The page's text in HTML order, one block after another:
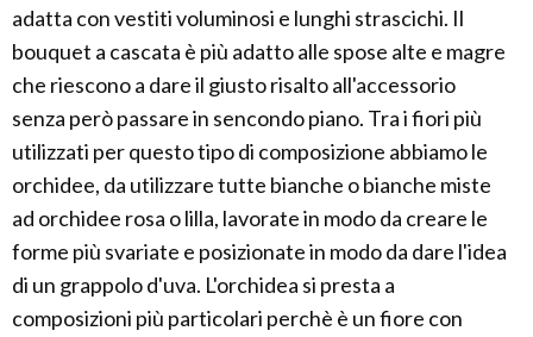
adatta con vestiti voluminosi e lunghi strascichi. Il
bouquet a cascata è più adatto alle spose alte e magre
che riescono a dare il giusto risalto all'accessorio
senza però passare in sencondo piano. Tra i fiori più
utilizzati per questo tipo di composizione abbiamo le
orchidee, da utilizzare tutte bianche o bianche miste
ad orchidee rosa o lilla, lavorate in modo da creare le
forme più svariate e posizionate in modo da dare l'idea
di un grappolo d'uva. L'orchidea si presta a
composizioni più particolari perchè è un fiore con